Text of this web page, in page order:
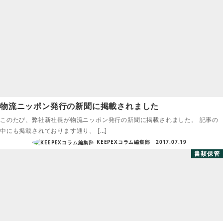
物流ニッポン発行の新聞に掲載されました
このたび、弊社新社長が物流ニッポン発行の新聞に掲載されました。 記事の
中にも掲載されております通り、 […]
KEEPEXコラム編集部 2017.07.19
書類保管